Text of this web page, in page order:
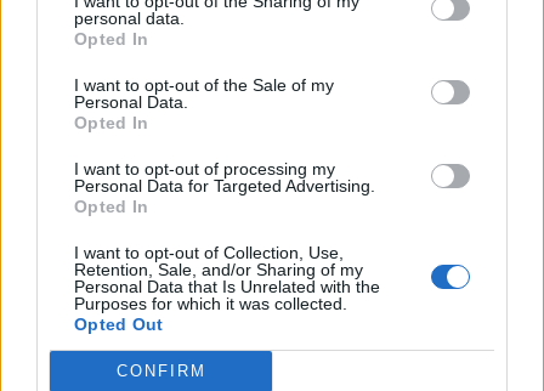
personal data.
Opted In
I want to opt-out of the Sale of my
Personal Data.
Opted In
I want to opt-out of processing my
Personal Data for Targeted Advertising.
Opted In
I want to opt-out of Collection, Use,
Retention, Sale, and/or Sharing of my
Personal Data that Is Unrelated with the
Purposes for which it was collected.
Opted Out
CONFIRM
29.06.2024 19:47
Αποδέχομαι τους
και την πολιτική απορρήτου
X